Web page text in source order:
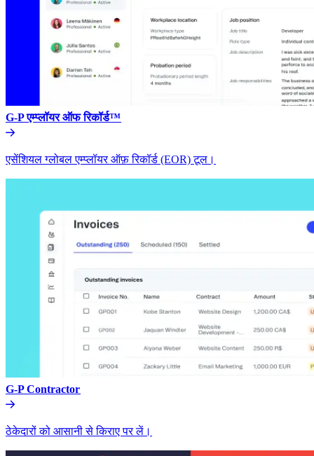
G-P एम्प्लॉयर ऑफ रिकॉर्ड™​​
एसेंशियल ग्लोबल एम्प्लॉयर ऑफ़ रिकॉर्ड (EOR) टूल।​​
G-P Contractor​​
ठेकेदारों को आसानी से किराए पर लें।​​